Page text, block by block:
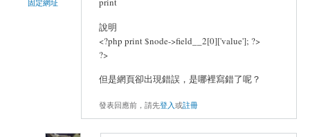
固定網址
說明
<?php print $node->field__2[0]['value']; ?>
?>
但是網頁卻出現錯誤，是哪裡寫錯了呢？
發表回應前，請先登入或註冊